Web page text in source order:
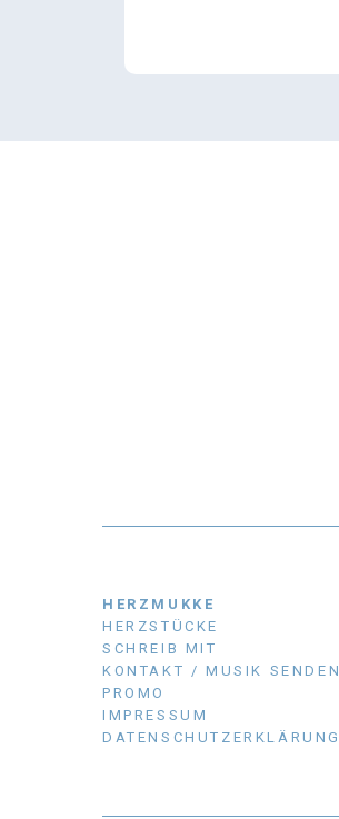
HERZMUKKE
HERZSTÜCKE
SCHREIB MIT
KONTAKT / MUSIK SENDEN
PROMO
IMPRESSUM
DATENSCHUTZERKLÄRUNG